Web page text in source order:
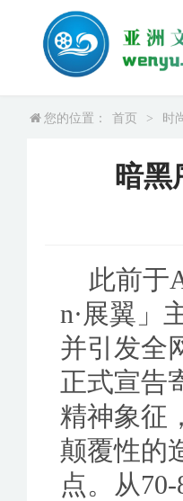
您的位置： 首页 > 时
暗
此前于
n·展翼」
并引发全
正式宣告
精神象征
颠覆性的
点。从